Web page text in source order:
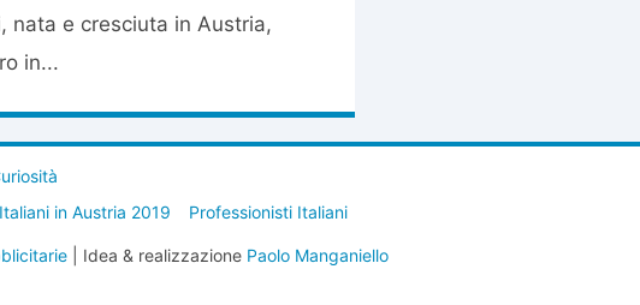
nata e cresciuta in Austria,
in...
Italiani in Austria 2019 Professionisti Italiani
| Idea & realizzazione Paolo Manganiello